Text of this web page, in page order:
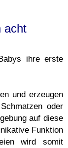
acht
ihre erste
und erzeugen
oder
auf diese
Funktion
wird somit